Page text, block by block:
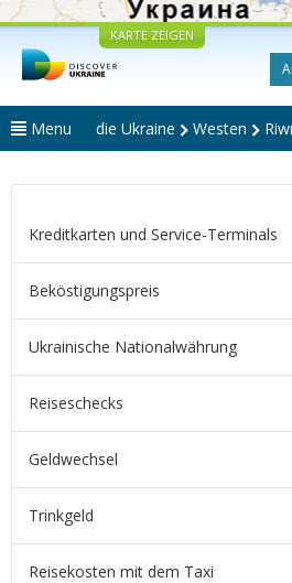
KARTE ZEIGEN
Menu die Ukraine Westen
Kreditkarten und Service-Terminals
Beköstigungspreis
Ukrainische Nationalwährung
Reiseschecks
Geldwechsel
Trinkgeld
Reisekosten mit dem Taxi